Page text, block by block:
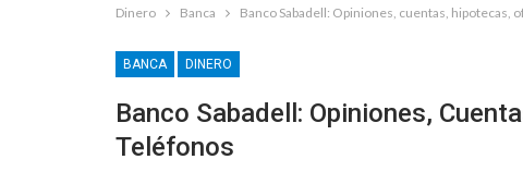
Dinero Banca Banco Sabadell: Opiniones, cuentas, hipotecas,
BANCA DINERO
Banco Sabadell: Opiniones,
Teléfonos